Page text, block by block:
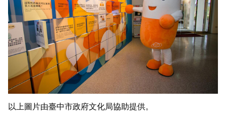
以上圖片由臺中市政府文化局協助提供。